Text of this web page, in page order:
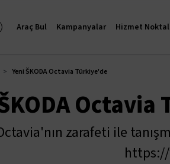
Araç Bul Kampanyalar Hizmet
Yeni ŠKODA Octavia Türkiye'de
zarafeti ile